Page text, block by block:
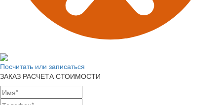
Посчитать или записаться
ЗАКАЗ РАСЧЕТА СТОИМОСТИ